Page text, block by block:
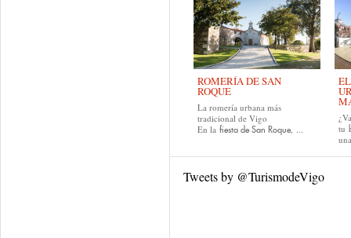
ROMERÍA DE SAN
ROQUE
La romería urbana más
tradicional de Vigo
En la fiesta de San Roque, ...
tu
Tweets by @TurismodeVigo